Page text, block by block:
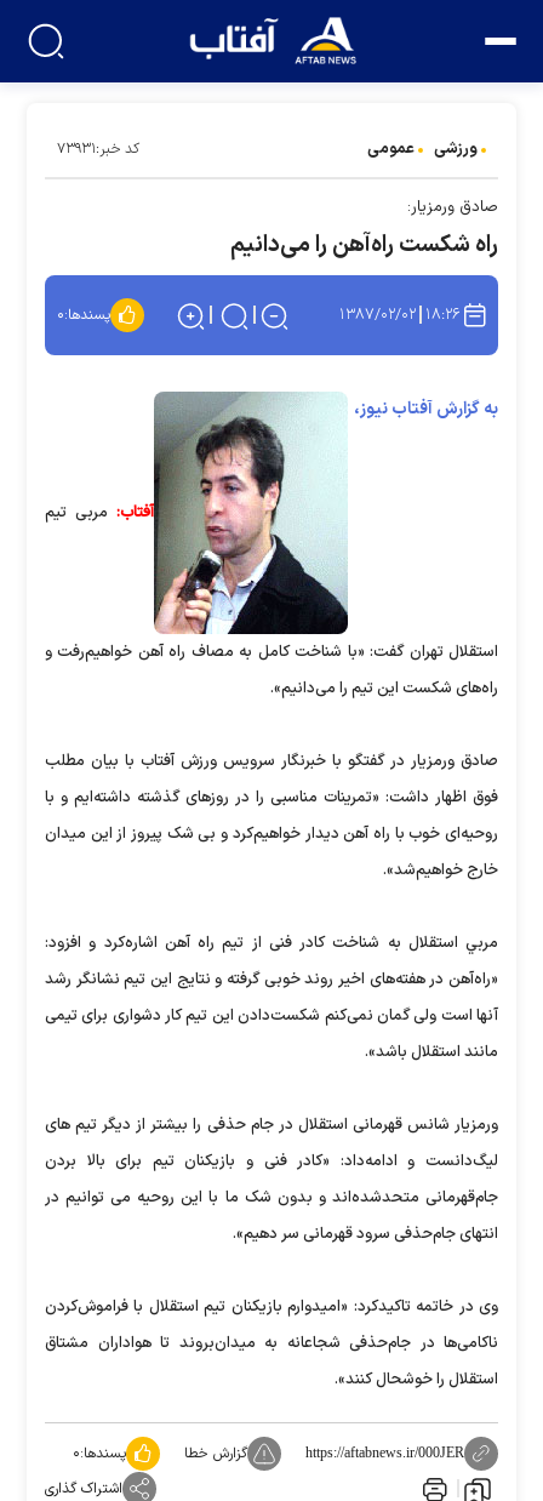
ورزشی عمومی کد خبر:۷۳۹۳۱
صادق ورمزيار:
راه شکست راه‌آهن را می‌دانیم
۱۸:۲۶ ۱۳۸۷/۰۲/۰۲ پسندها:۰
به گزارش آفتاب نیوز،
آفتاب: مربی تيم
استقلال تهران گفت: «با شناخت کامل به مصاف راه آهن خواهیم‌رفت و
راه‌های شکست این تیم را می‌دانیم».
صادق ورمزيار در گفتگو با خبرنگار سرویس ورزش آفتاب با بیان مطلب
فوق اظهار داشت: «تمرینات مناسبی را در روزهای گذشته داشته‌‌ایم و با
روحیه‌ای خوب با راه آهن دیدار خواهیم‌کرد و بی شک پیروز از این میدان
خارج خواهیم‌شد».
مربي استقلال به شناخت کادر فنی از تیم راه آهن اشاره‌کرد و افزود:
«راه‌آهن در هفته‌های اخیر روند خوبی گرفته و نتایج این تیم نشانگر رشد
آنها‌ است ولی گمان‌ نمی‌کنم شكست‌دادن این تیم کار دشواری برای تیمی
مانند استقلال باشد».
ورمزيار شانس قهرمانی استقلال در جام حذفی را بیشتر از دیگر تیم های
لیگ‌دانست و ادامه‌داد: «کادر فنی و بازیکنان تیم برای بالا بردن
جام‌قهرمانی متحد‌شده‌اند و بدون شک ما با این روحیه می توانیم در
انتهای جام‌حذفی سرود قهرمانی سر ‌دهیم».
وی در خاتمه تاکید‌کرد: «امیدوارم بازیکنان تیم استقلال با فراموش‌کردن
ناکامی‌ها در جام‌حذفی شجاعانه به میدان‌بروند تا هواداران مشتاق
استقلال را خوشحال ‌کنند».
https://aftabnews.ir/000JER گزارش خطا پسندها:۰
اشتراک گذاری